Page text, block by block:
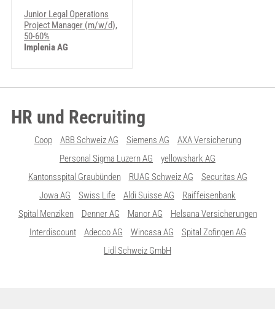
Junior Legal Operations
Project Manager (m/w/d),
50-60%
Implenia AG
HR und Recruiting
Coop ABB Schweiz AG Siemens AG
AXA Versicherung
Personal Sigma Luzern AG
yellowshark AG
Kantonsspital Graubünden
RUAG Schweiz AG
Securitas AG
Jowa AG
Swiss Life Aldi Suisse AG
Raiffeisenbank
Spital Menziken
Denner AG Manor AG
Helsana Versicherungen
Interdiscount
Adecco AG Wincasa AG
Spital Zofingen AG
Lidl Schweiz GmbH